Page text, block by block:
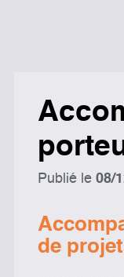
Publié le 08/
de